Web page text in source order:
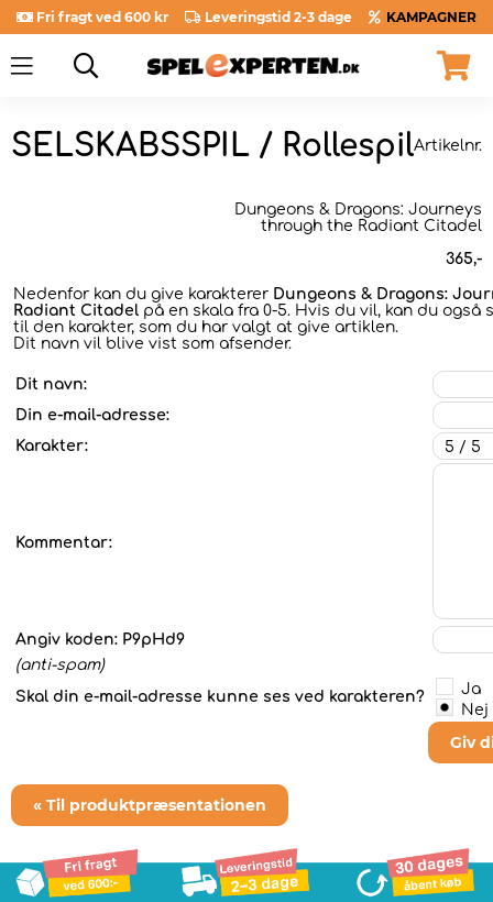
Fri fragt ved 600 kr Leveringstid 2-3 dage KAMPAGNER
SELSKABSSPIL / RollespilArtikelnr.
Dungeons & Dragons: Journeys
through the Radiant Citadel
365,-
Nedenfor kan du give karakterer Dungeons & Dragons:
Radiant Citadel på en skala fra 0-5. Hvis du vil, kan du også
til den karakter, som du har valgt at give artiklen.
Dit navn vil blive vist som afsender.
Dit navn:
Din e-mail-adresse:
Karakter:
Kommentar:
Angiv koden: P9pHd9
(anti-spam)
Skal din e-mail-adresse kunne ses ved karakteren?
Ja
Nej
Giv
« Til produktpræsentationen